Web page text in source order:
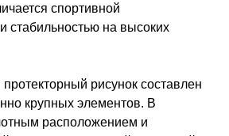
спортивной
стабильностью на высоких
рисунок составлен
крупных элементов. В
расположением и